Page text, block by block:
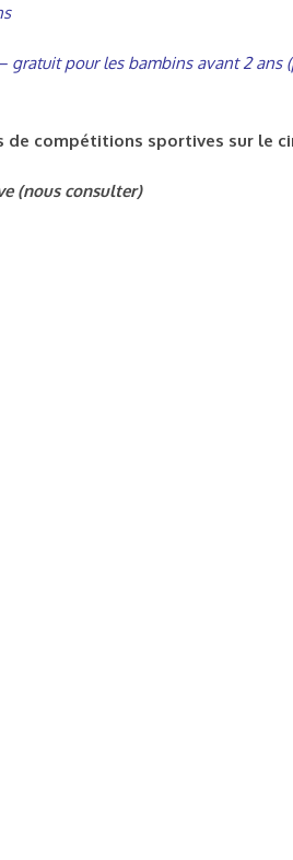
gratuit pour les bambins avant 2
compétitions sportives sur le
(nous consulter)